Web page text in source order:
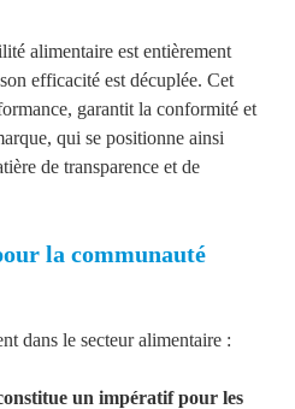
alimentaire est entièrement
efficacité est décuplée. Cet
garantit la conformité et
qui se positionne ainsi
de transparence et de
la communauté
dans le secteur alimentaire :
un impératif pour les